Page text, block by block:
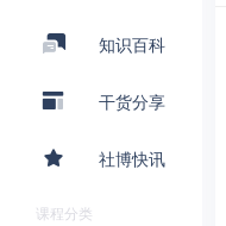
知识百科
干货分享
社博快讯
课程分类